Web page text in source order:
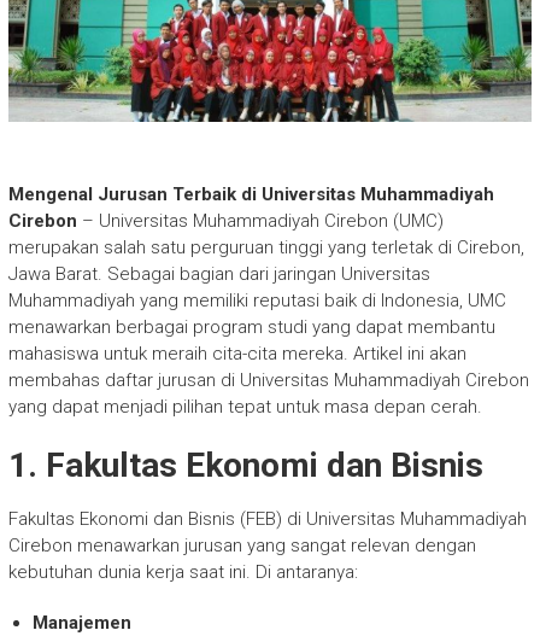
Mengenal Jurusan Terbaik di Universitas Muhammadiyah
Cirebon – Universitas Muhammadiyah Cirebon (UMC)
merupakan salah satu perguruan tinggi yang terletak di Cirebon,
Jawa Barat. Sebagai bagian dari jaringan Universitas
Muhammadiyah yang memiliki reputasi baik di Indonesia, UMC
menawarkan berbagai program studi yang dapat membantu
mahasiswa untuk meraih cita-cita mereka. Artikel ini akan
membahas daftar jurusan di Universitas Muhammadiyah Cirebon
yang dapat menjadi pilihan tepat untuk masa depan cerah.
1. Fakultas Ekonomi dan Bisnis
Fakultas Ekonomi dan Bisnis (FEB) di Universitas Muhammadiyah
Cirebon menawarkan jurusan yang sangat relevan dengan
kebutuhan dunia kerja saat ini. Di antaranya:
Manajemen